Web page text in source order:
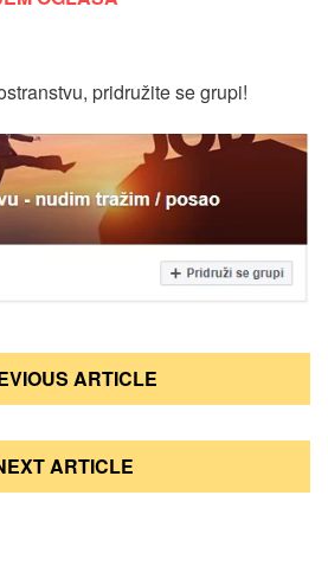
pridružite se grupi!
ARTICLE
ARTICLE